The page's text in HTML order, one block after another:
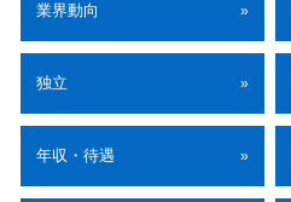
業界動向 »
独立 »
年収・待遇 »